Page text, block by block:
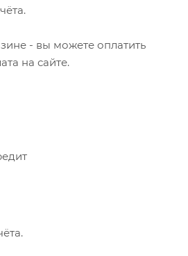
- вы можете оплатить
на сайте.